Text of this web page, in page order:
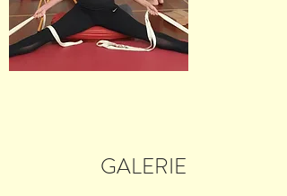
GALERIE